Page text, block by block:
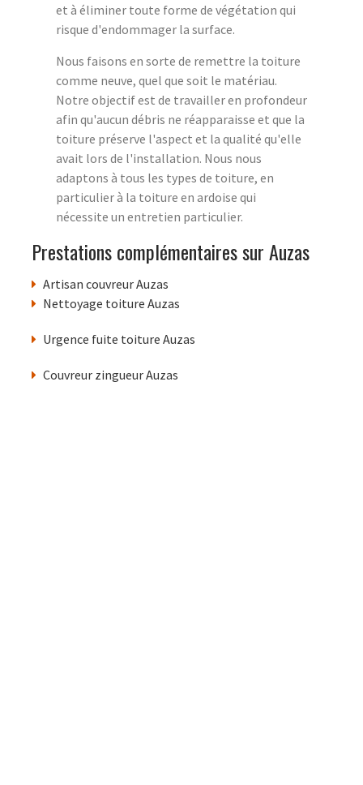
et à éliminer toute forme de végétation qui
risque d'endommager la surface.
Nous faisons en sorte de remettre la toiture
comme neuve, quel que soit le matériau.
Notre objectif est de travailler en profondeur
afin qu'aucun débris ne réapparaisse et que la
toiture préserve l'aspect et la qualité qu'elle
avait lors de l'installation. Nous nous
adaptons à tous les types de toiture, en
particulier à la toiture en ardoise qui
nécessite un entretien particulier.
Prestations complémentaires sur Auzas
Artisan couvreur Auzas
Nettoyage toiture Auzas
Urgence fuite toiture Auzas
Couvreur zingueur Auzas